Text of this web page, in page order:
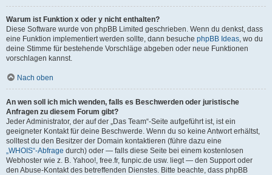
Warum ist Funktion x oder y nicht enthalten?
Diese Software wurde von phpBB Limited geschrieben. Wenn du denkst, dass
eine Funktion implementiert werden sollte, dann besuche phpBB Ideas, wo du
deine Stimme für bestehende Vorschläge abgeben oder neue Funktionen
vorschlagen kannst.
Nach oben
An wen soll ich mich wenden, falls es Beschwerden oder juristische
Anfragen zu diesem Forum gibt?
Jeder Administrator, der auf der „Das Team“-Seite aufgeführt ist, ist ein
geeigneter Kontakt für deine Beschwerde. Wenn du so keine Antwort erhältst,
solltest du den Besitzer der Domain kontaktieren (führe dazu eine
„WHOIS“-Abfrage durch) oder — falls diese Seite bei einem kostenlosen
Webhoster wie z. B. Yahoo!, free.fr, funpic.de usw. liegt — den Support oder
den Abuse-Kontakt des betreffenden Dienstes. Bitte beachte, dass phpBB